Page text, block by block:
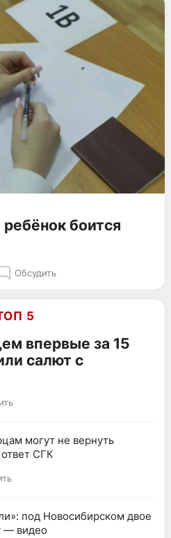
боится
Обсудить
5
впервые за 15
салют с
могут не вернуть
СГК
под Новосибирском двое
— видео